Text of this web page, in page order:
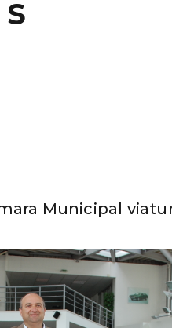
Municipal